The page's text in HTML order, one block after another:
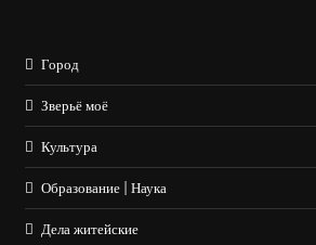
Город
Зверьё моё
Культура
Образование | Наука
Дела житейские